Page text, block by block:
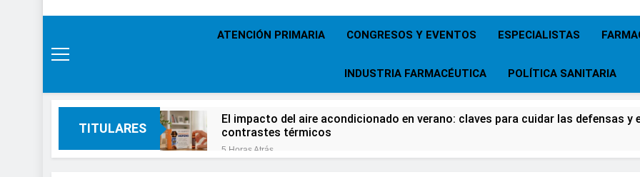
ATENCIÓN PRIMARIA CONGRESOS Y EVENTOS ESPECIALISTAS
INDUSTRIA FARMACÉUTICA POLÍTICA SANITARIA
TITULARES
El impacto del aire acondicionado en verano: claves para cuidar las defensas
contrastes térmicos
5 Horas Atrás